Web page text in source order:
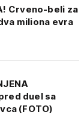
Crveno-beli za
miliona evra
duel sa
(FOTO)